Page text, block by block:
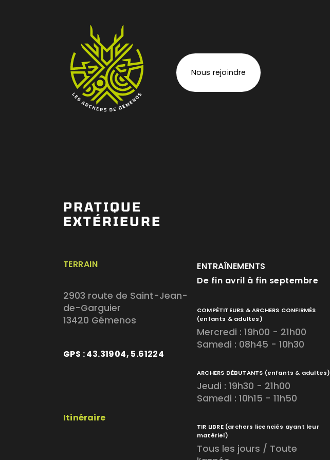
Nous rejoindre
PRATIQUE
EXTÉRIEURE
TERRAIN
2903 route de Saint-Jean-
de-Garguier
13420 Gémenos
GPS : 43.31904, 5.61224
Itinéraire
ENTRAÎNEMENTS
De fin avril à fin septembre
COMPÉTITEURS & ARCHERS CONFIRMÉS
(enfants & adultes)
Mercredi : 19h00 - 21h00
Samedi : 08h45 - 10h30
ARCHERS DÉBUTANTS (enfants & adultes)
Jeudi : 19h30 - 21h00
Samedi : 10h15 - 11h50
TIR LIBRE (archers licenciés ayant leur
matériel)
Tous les jours / Toute